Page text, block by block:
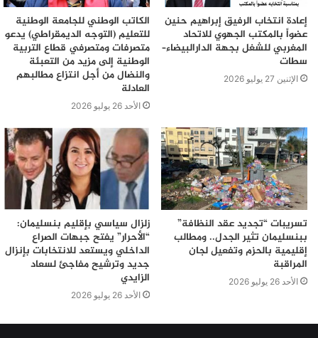
إعادة انتخاب الرفيق إبراهيم حنين
عضواً بالمكتب الجهوي للاتحاد
المغربي للشغل بجهة الدارالبيضاء–
سطات
الإثنين 27 يوليو 2026
الكاتب الوطني للجامعة الوطنية
للتعليم (التوجه الديمقراطي) يدعو
متصرفات ومتصرفي قطاع التربية
الوطنية إلى مزيد من التعبئة
والنضال من أجل انتزاع مطالبهم
العادلة
الأحد 26 يوليو 2026
تسريبات “تجديد عقد النظافة”
ببنسليمان تثير الجدل.. ومطالب
إقليمية بالحزم وتفعيل لجان
المراقبة
الأحد 26 يوليو 2026
زلزال سياسي بإقليم بنسليمان:
“الأحرار” يفتح جبهات الصراع
الداخلي ويستعد للانتخابات بإنزال
جديد وترشيح مفاجئ لسعاد
الزايدي
الأحد 26 يوليو 2026